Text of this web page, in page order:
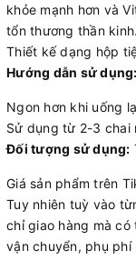
khỏe mạnh hơn và
tổn thương thần kinh.
Thiết kế dạng hộp
Hướng dẫn sử dụng:
Ngon hơn khi uống
Sử dụng từ 2-3 chai
Đối tượng sử dụng:
Giá sản phẩm trên
Tuy nhiên tuỳ vào
chỉ giao hàng mà
vận chuyển, phụ